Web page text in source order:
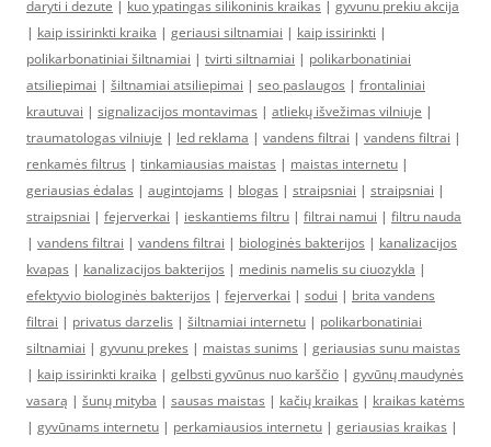
daryti i dezute | kuo ypatingas silikoninis kraikas | gyvunu prekiu akcija
| kaip issirinkti kraika | geriausi siltnamiai | kaip issirinkti |
polikarbonatiniai šiltnamiai | tvirti siltnamiai | polikarbonatiniai
atsiliepimai | šiltnamiai atsiliepimai | seo paslaugos | frontaliniai
krautuvai | signalizacijos montavimas | atliekų išvežimas vilniuje |
traumatologas vilniuje | led reklama | vandens filtrai | vandens filtrai |
renkamės filtrus | tinkamiausias maistas | maistas internetu |
geriausias ėdalas | augintojams | blogas | straipsniai | straipsniai |
straipsniai | fejerverkai | ieskantiems filtru | filtrai namui | filtru nauda
| vandens filtrai | vandens filtrai | biologinės bakterijos | kanalizacijos
kvapas | kanalizacijos bakterijos | medinis namelis su ciuozykla |
efektyvio biologinės bakterijos | fejerverkai | sodui | brita vandens
filtrai | privatus darzelis | šiltnamiai internetu | polikarbonatiniai
siltnamiai | gyvunu prekes | maistas sunims | geriausias sunu maistas
| kaip issirinkti kraika | gelbsti gyvūnus nuo karščio | gyvūnų maudynės
vasarą | šunų mityba | sausas maistas | kačių kraikas | kraikas katėms
| gyvūnams internetu | perkamiausios internetu | geriausias kraikas |